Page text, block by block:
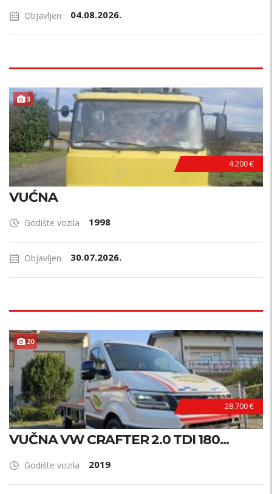
Objavljen 04.08.2026.
3
4.200 €
VUĆNA
Godište vozila 1998
Objavljen 30.07.2026.
20
28.700 €
VUČNA VW CRAFTER 2.0 TDI 180...
Godište vozila 2019